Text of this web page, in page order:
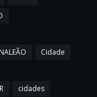
Cidade
cidades